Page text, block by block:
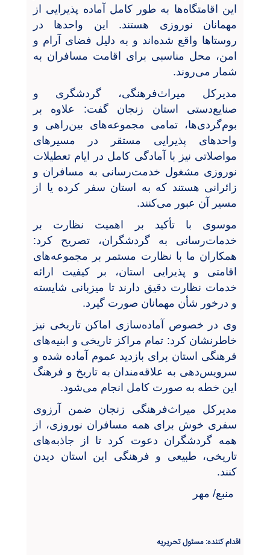
این اقامتگاه‌ها به طور کامل آماده پذیرایی از
مهمانان نوروزی هستند. این واحدها در
روستاها واقع شده‌اند و به دلیل فضای آرام و
امن، محل مناسبی برای اقامت مسافران به
شمار می‌روند.
مدیرکل میراث‌فرهنگی، گردشگری و
صنایع‌دستی استان زنجان گفت: علاوه بر
بوم‌گردی‌ها، تمامی مجموعه‌های بین‌راهی و
واحدهای پذیرایی مستقر در مسیرهای
مواصلاتی نیز با آمادگی کامل در ایام تعطیلات
نوروزی مشغول خدمت‌رسانی به مسافران و
زائرانی هستند که به استان سفر کرده یا از
مسیر آن عبور می‌کنند.
موسوی با تأکید بر اهمیت نظارت بر
خدمات‌رسانی به گردشگران، تصریح کرد:
همکاران ما با نظارت مستمر بر مجموعه‌های
اقامتی و پذیرایی استان، بر کیفیت ارائه
خدمات نظارت دقیق دارند تا میزبانی شایسته
و درخور شأن مهمانان صورت گیرد.
وی در خصوص آماده‌سازی اماکن تاریخی نیز
خاطرنشان کرد: تمام مراکز تاریخی و ابنیه‌های
فرهنگی استان برای بازدید عموم آماده شده و
سرویس‌دهی به علاقه‌مندان به تاریخ و فرهنگ
این خطه به صورت کامل انجام می‌شود.
مدیرکل میراث‌فرهنگی زنجان ضمن آرزوی
سفری خوش برای همه مسافران نوروزی، از
همه گردشگران دعوت کرد تا از جاذبه‌های
تاریخی، طبیعی و فرهنگی این استان دیدن
کنند.
منبع/ مهر
اقدام کننده: مسئول تحریریه